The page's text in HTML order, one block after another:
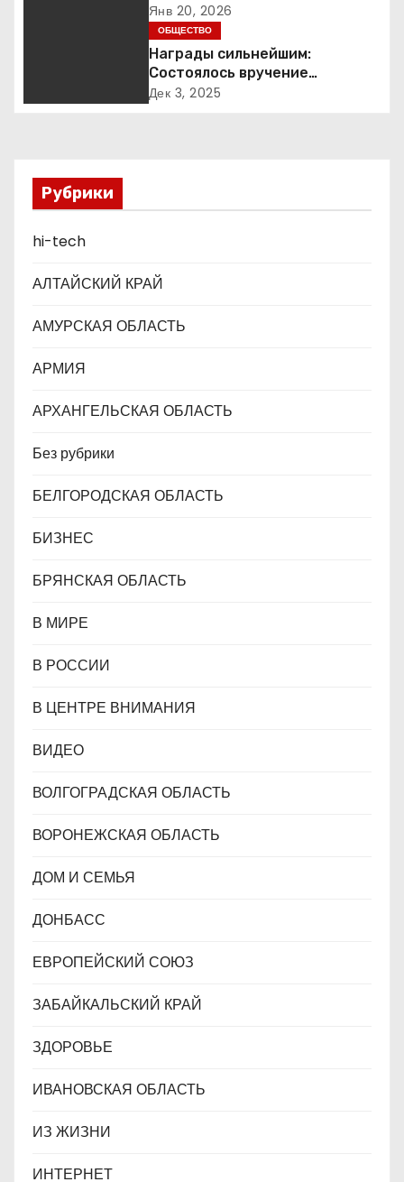
п
м
Янв 20, 2026
ОБЩЕСТВО
Награды сильнейшим:
Состоялось вручение
международной премии Best
Дек 3, 2025
Рубрики
hi-tech
АЛТАЙСКИЙ КРАЙ
АМУРСКАЯ ОБЛАСТЬ
АРМИЯ
АРХАНГЕЛЬСКАЯ ОБЛАСТЬ
Без рубрики
БЕЛГОРОДСКАЯ ОБЛАСТЬ
БИЗНЕС
БРЯНСКАЯ ОБЛАСТЬ
В МИРЕ
В РОССИИ
В ЦЕНТРЕ ВНИМАНИЯ
ВИДЕО
ВОЛГОГРАДСКАЯ ОБЛАСТЬ
ВОРОНЕЖСКАЯ ОБЛАСТЬ
ДОМ И СЕМЬЯ
ДОНБАСС
ЕВРОПЕЙСКИЙ СОЮЗ
ЗАБАЙКАЛЬСКИЙ КРАЙ
ЗДОРОВЬЕ
ИВАНОВСКАЯ ОБЛАСТЬ
ИЗ ЖИЗНИ
ИНТЕРНЕТ